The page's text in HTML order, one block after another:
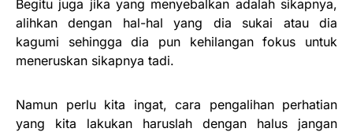
Begitu juga jika yang menyebalkan adalah sikapnya,
alihkan dengan hal-hal yang dia sukai atau dia
kagumi sehingga dia pun kehilangan fokus untuk
meneruskan sikapnya tadi.
Namun perlu kita ingat, cara pengalihan perhatian
yang kita lakukan haruslah dengan halus jangan